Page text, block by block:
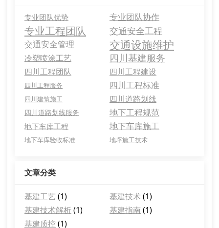
专业团队优势 专业团队协作
专业工程团队 交通安全工程
交通安全管理 交通设施维护
冷塑喷涂工艺 四川基建服务
四川工程团队 四川工程建设
四川工程服务 四川工程标准
四川建筑施工 四川道路划线
四川道路划线服务 地下工程规范
地下车库工程 地下车库施工
地下车库验收标准 地坪施工技术
文章分类
基建工艺(1) 基建技术(1)
基建技术解析(1) 基建指南(1)
基建质控 (1)